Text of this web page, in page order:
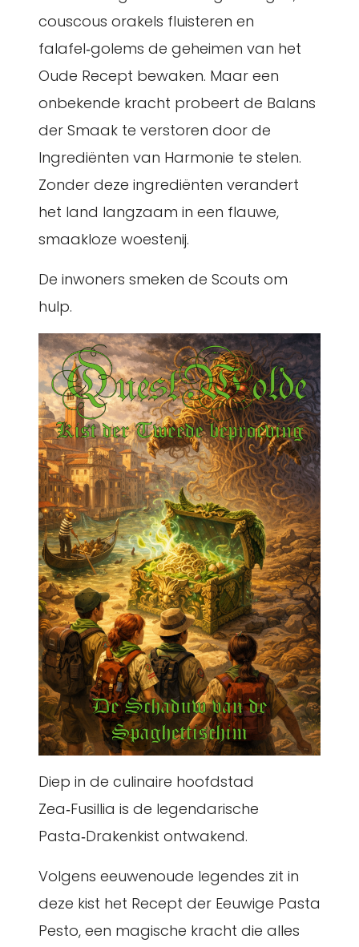
couscous orakels fluisteren en
falafel‑golems de geheimen van het
Oude Recept bewaken. Maar een
onbekende kracht probeert de Balans
der Smaak te verstoren door de
Ingrediënten van Harmonie te stelen.
Zonder deze ingrediënten verandert
het land langzaam in een flauwe,
smaakloze woestenij.
De inwoners smeken de Scouts om
hulp.
Diep in de culinaire hoofdstad
Zea‑Fusillia is de legendarische
Pasta‑Drakenkist ontwakend.
Volgens eeuwenoude legendes zit in
deze kist het Recept der Eeuwige Pasta
Pesto, een magische kracht die alles